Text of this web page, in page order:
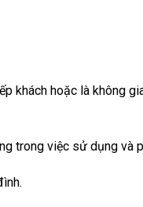
khách hoặc là không
trong việc sử dụng và